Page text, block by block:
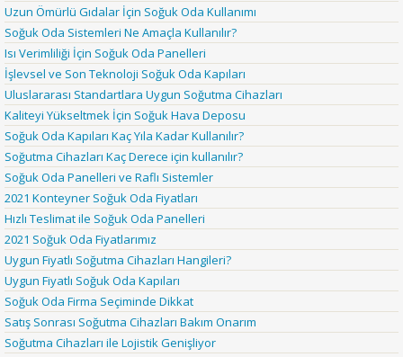
Uzun Ömürlü Gıdalar İçin Soğuk Oda Kullanımı
Soğuk Oda Sistemleri Ne Amaçla Kullanılır?
Isı Verimliliği İçin Soğuk Oda Panelleri
İşlevsel ve Son Teknoloji Soğuk Oda Kapıları
Uluslararası Standartlara Uygun Soğutma Cihazları
Kaliteyi Yükseltmek İçin Soğuk Hava Deposu
Soğuk Oda Kapıları Kaç Yıla Kadar Kullanılır?
Soğutma Cihazları Kaç Derece için kullanılır?
Soğuk Oda Panelleri ve Raflı Sistemler
2021 Konteyner Soğuk Oda Fiyatları
Hızlı Teslimat ile Soğuk Oda Panelleri
2021 Soğuk Oda Fiyatlarımız
Uygun Fiyatlı Soğutma Cihazları Hangileri?
Uygun Fiyatlı Soğuk Oda Kapıları
Soğuk Oda Firma Seçiminde Dikkat
Satış Sonrası Soğutma Cihazları Bakım Onarım
Soğutma Cihazları ile Lojistik Genişliyor